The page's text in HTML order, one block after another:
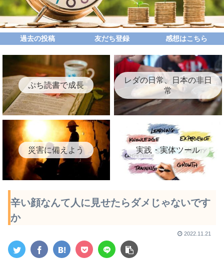
過去の投稿 友だち登録 感想はこちら
ぷち読書で成長
レダの日常、日本の非日
常
災害に備えよう 実践・実体ツール
辛い顔なんて人に見せたらダメじゃないです
か
2022.11.21